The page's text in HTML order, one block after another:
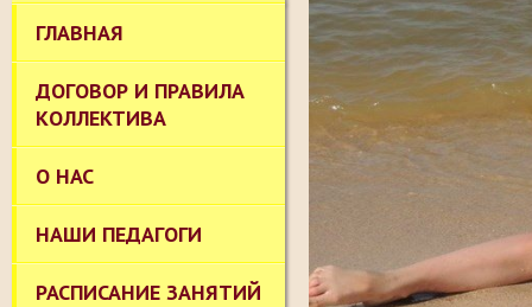
ГЛАВНАЯ
ДОГОВОР И ПРАВИЛА
КОЛЛЕКТИВА
О НАС
НАШИ ПЕДАГОГИ
РАСПИСАНИЕ ЗАНЯТИЙ